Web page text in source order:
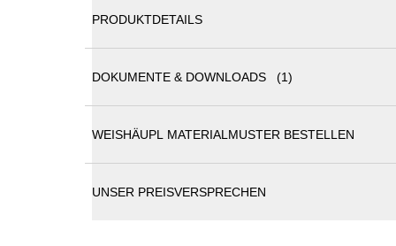
PRODUKTDETAILS
New Hampton seinen zeitlosen, geradlinigen
DOKUMENTE & DOWNLOADS (1)
WEISHÄUPL MATERIALMUSTER BESTELLEN
UNSER PREISVERSPRECHEN